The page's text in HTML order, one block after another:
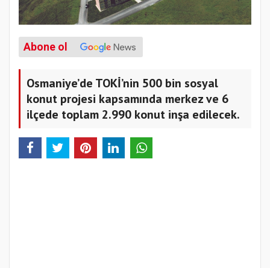
Abone ol
Osmaniye’de TOKİ’nin 500 bin sosyal
konut projesi kapsamında merkez ve 6
ilçede toplam 2.990 konut inşa edilecek.